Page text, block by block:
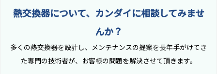
熱交換器について、カンダイに相談してみませ
んか？
多くの熱交換器を設計し、メンテナンスの提案を長年手がけてき
た専門の技術者が、お客様の問題を解決させて頂きます。